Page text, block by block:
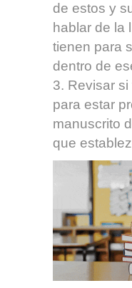
de estos y
hablar de la
tienen para
dentro de
3. Revisar
para estar
manuscrito
que